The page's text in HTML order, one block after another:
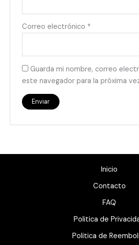
Correo electrónico *
Guarda mi nombre, correo
este navegador para la próxima
Inicio
Contacto
FAQ
Politica de
Politica de